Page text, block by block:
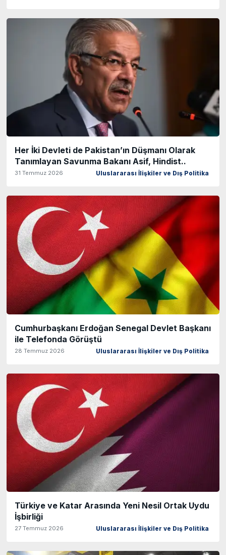
Her İki Devleti de Pakistan’ın Düşmanı Olarak
Tanımlayan Savunma Bakanı Asif, Hindist..
31 Temmuz 2026 Uluslararası İlişkiler ve Dış Politika
Cumhurbaşkanı Erdoğan Senegal Devlet Başkanı
ile Telefonda Görüştü
28 Temmuz 2026 Uluslararası İlişkiler ve Dış Politika
Türkiye ve Katar Arasında Yeni Nesil Ortak Uydu
İşbirliği
27 Temmuz 2026 Uluslararası İlişkiler ve Dış Politika